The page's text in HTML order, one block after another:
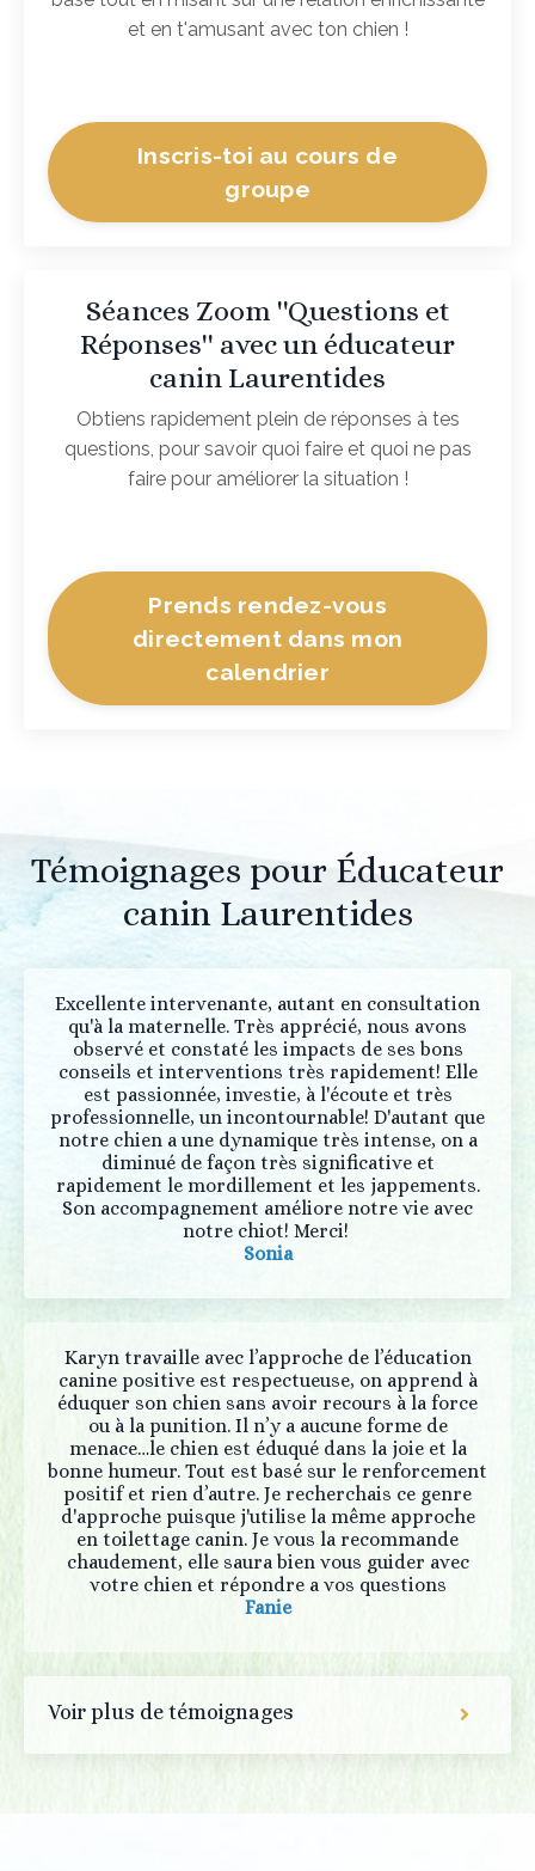
et en t'amusant avec ton chien !
Inscris-toi au cours de
groupe
Séances Zoom ''Questions et
Réponses'' avec un éducateur
canin Laurentides
Obtiens rapidement plein de réponses à tes
questions, pour savoir quoi faire et quoi ne pas
faire pour améliorer la situation !
Prends rendez-vous
directement dans mon
calendrier
Témoignages pour Éducateur
canin Laurentides
Excellente intervenante, autant en consultation
qu'à la maternelle. Très apprécié, nous avons
observé et constaté les impacts de ses bons
conseils et interventions très rapidement! Elle
est passionnée, investie, à l'écoute et très
professionnelle, un incontournable! D'autant que
notre chien a une dynamique très intense, on a
diminué de façon très significative et
rapidement le mordillement et les jappements.
Son accompagnement améliore notre vie avec
notre chiot! Merci!
Sonia
Karyn travaille avec l’approche de l’éducation
canine positive est respectueuse, on apprend à
éduquer son chien sans avoir recours à la force
ou à la punition. Il n’y a aucune forme de
menace…le chien est éduqué dans la joie et la
bonne humeur. Tout est basé sur le renforcement
positif et rien d’autre. Je recherchais ce genre
d'approche puisque j'utilise la même approche
en toilettage canin. Je vous la recommande
chaudement, elle saura bien vous guider avec
votre chien et répondre a vos questions
Fanie
Voir plus de témoignages